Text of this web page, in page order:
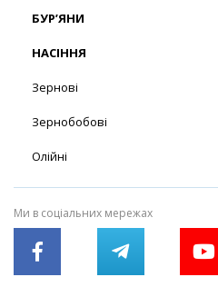
БУР’ЯНИ
НАСІННЯ
Зернові
Зернобобові
Олійні
Ми в соціальних мережах